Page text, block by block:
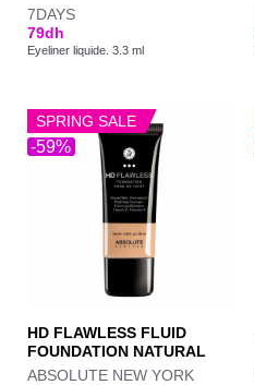
7DAYS
79dh
Eyeliner liquide. 3.3 ml
-59%
SPRING SALE
HD FLAWLESS FLUID
FOUNDATION NATURAL
ABSOLUTE NEW YORK